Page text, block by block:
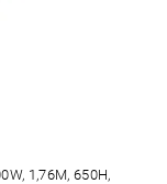
1,76M, 650H,